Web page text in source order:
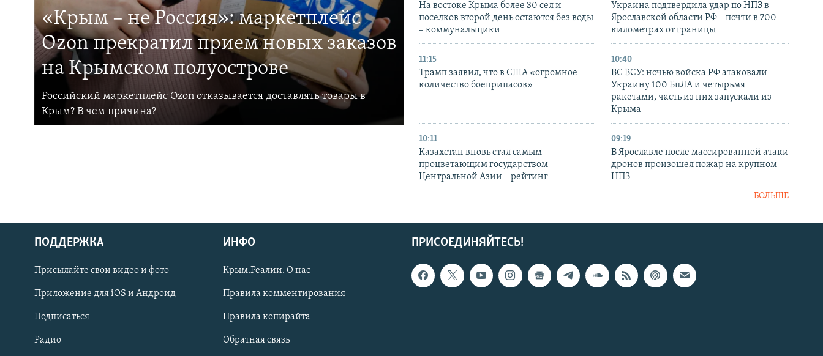
Українською
Qırımtatar
ПРИСОЕДИНЯЙТЕСЬ!
«Крым – не Россия»: маркетплейс
Ozon прекратил прием новых заказов
на Крымском полуострове
Российский маркетплейс Ozon отказывается доставлять товары в
Крым? В чем причина?
На востоке Крыма более 30 сел и
поселков второй день остаются без воды
– коммунальщики
Украина подтвердила удар по НПЗ в
Ярославской области РФ – почти в 700
километрах от границы
11:15
Трамп заявил, что в США «огромное
количество боеприпасов»
10:40
ВС ВСУ: ночью войска РФ атаковали
Украину 100 БпЛА и четырьмя
ракетами, часть из них запускали из
Крыма
10:11
Казахстан вновь стал самым
процветающим государством
Центральной Азии – рейтинг
09:19
В Ярославле после массированной атаки
дронов произошел пожар на крупном
НПЗ
БОЛЬШЕ
ПРИСОЕДИНЯЙТЕСЬ!
ПОДДЕРЖКА
Присылайте свои видео и фото
Приложение для iOS и Андроид
Подписаться
Радио
ИНФО
Крым.Реалии. О нас
Правила комментирования
Правила копирайта
Обратная связь